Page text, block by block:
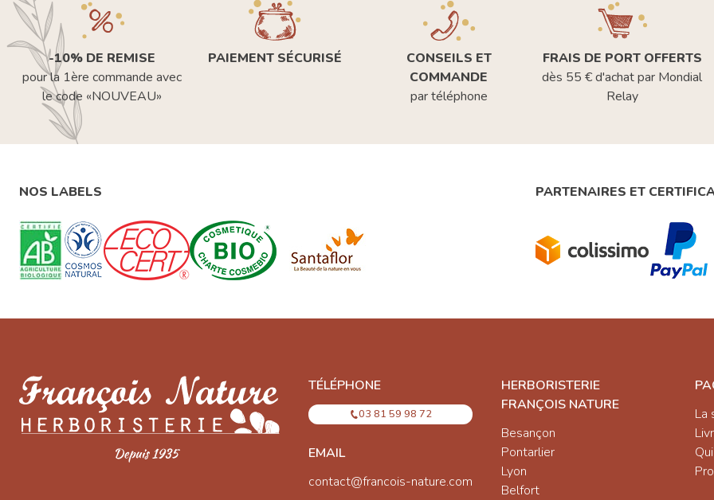
-10% DE REMISE
pour la 1ère commande avec
le code «NOUVEAU»
PAIEMENT SÉCURISÉ
CONSEILS ET
COMMANDE
par téléphone
FRAIS DE PORT OFFERTS
dès 55 € d'achat par Mondial
Relay
NOS LABELS PARTENAIRES ET
TÉLÉPHONE
03 81 59 98 72
EMAIL
contact@francois-nature.com
HERBORISTERIE
FRANÇOIS NATURE
Besançon
Pontarlier
Lyon
Belfort
La